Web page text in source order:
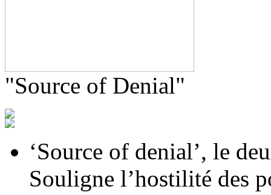
"Source of Denial"
‘Source of denial’, le
Souligne l’hostilité des